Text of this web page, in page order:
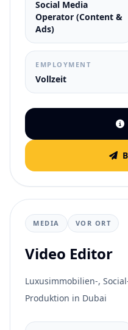
Social Media
Operator (Content &
Ads)
EMPLOYMENT
Vollzeit
MEDIA VOR ORT
Video Editor
Luxusimmobilien-,
Produktion in Dubai